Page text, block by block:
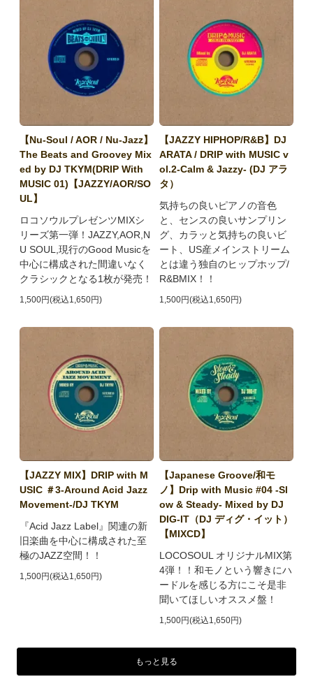
【Nu-Soul / AOR / Nu-Jazz】
The Beats and Groovey Mix
ed by DJ TKYM(DRIP With
MUSIC 01)【JAZZY/AOR/SO
UL】
ロコソウルプレゼンツMIXシ
リーズ第一弾！JAZZY,AOR,N
U SOUL,現行のGood Musicを
中心に構成された間違いなく
クラシックとなる1枚が発売！
1,500円(税込1,650円)
【JAZZY HIPHOP/R&B】DJ
ARATA / DRIP with MUSIC v
ol.2-Calm & Jazzy- (DJ アラ
タ）
気持ちの良いピアノの音色
と、センスの良いサンプリン
グ、カラッと気持ちの良いビ
ート、US産メインストリーム
とは違う独自のヒップホップ/
R&BMIX！！
1,500円(税込1,650円)
【JAZZY MIX】DRIP with M
USIC ＃3-Around Acid Jazz
Movement-/DJ TKYM
『Acid Jazz Label』関連の新
旧楽曲を中心に構成された至
極のJAZZ空間！！
1,500円(税込1,650円)
【Japanese Groove/和モ
ノ】Drip with Music #04 -Sl
ow & Steady- Mixed by DJ
DIG-IT（DJ ディグ・イット）
【MIXCD】
LOCOSOUL オリジナルMIX第
4弾！！和モノという響きにハ
ードルを感じる方にこそ是非
聞いてほしいオススメ盤！
1,500円(税込1,650円)
もっと見る